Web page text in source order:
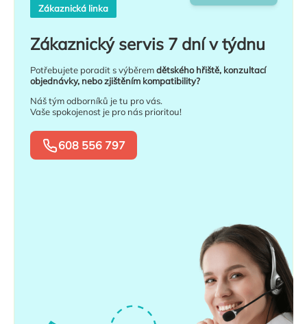
Zákaznická linka
Zákaznický servis 7 dní v týdnu
Potřebujete poradit s výběremdětského hřiště, konzultací
objednávky, nebo zjištěním kompatibility?
Náš tým odborníků je tu pro vás.
Vaše spokojenost je pro nás prioritou!
608 556 797